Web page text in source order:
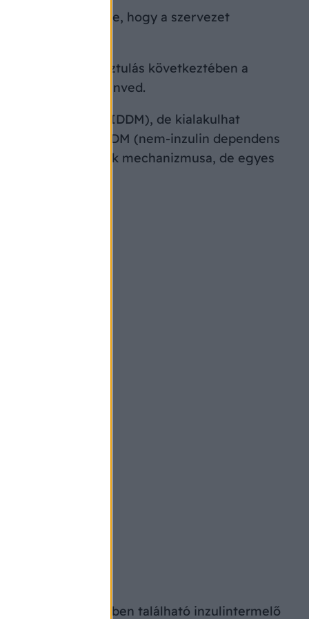
lényege, hogy a szervezet
sejtek. A sejtpusztulás következtében a
kárt szenved.
diabetesnek is (IDDM), de kialakulhat
az IDDM és NIDDM (nem-inzulin dependens
kialakulásának mechanizmusa, de egyes
a hasnyálmirigyben található inzulintermelő